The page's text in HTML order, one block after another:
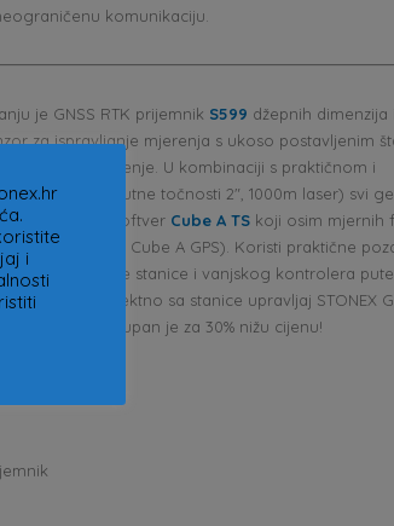
komunikaciju.
je GNSS RTK prijemnik S599 džepnih dimenzija
za ispravljanje mjerenja s ukoso postavljenim
i ubrzava iskolčenje. U kombinaciji s praktičnom i
(kutne točnosti 2″, 1000m laser) svi
ima instaliran softver Cube A TS koji osim mjernih
(uz Cube A GPS). Koristi praktične
između totalne stanice i vanjskog kontrolera
Direktno sa stanice upravljaj STONEX
komplet dostupan je za 30% nižu cijenu!
i